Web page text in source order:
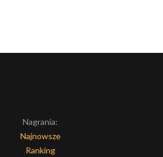
Nagrania:
Najnowsze
Ranking